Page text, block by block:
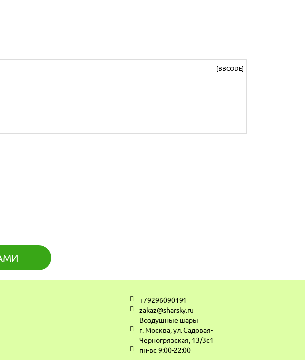
[BBCODE]
+79296090191
zakaz@sharsky.ru
Воздушные шары
г. Москва, ул. Садовая-
Черногрязская, 13/3с1
пн-вс 9:00-22:00